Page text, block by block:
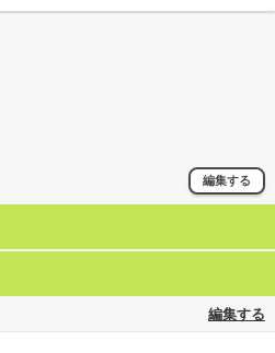
編集する
編集する